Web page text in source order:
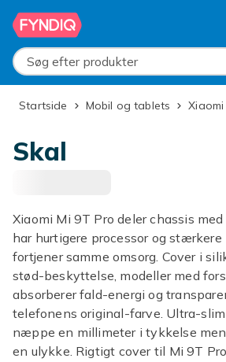
Spring til hovedindhold
Søg efter produkter
Startside Mobil og tablets
Skal
Xiaomi Mi 9T Pro deler chassis
har hurtigere processor og stærkere
fortjener samme omsorg. Cover i
stød-beskyttelse, modeller med
absorberer fald-energi og
telefonens original-farve. Ultra-
næppe en millimeter i tykkelse
en ulykke. Rigtigt cover til Mi 9T